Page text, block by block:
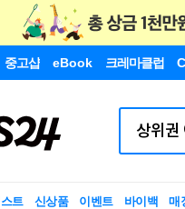
중고샵 eBook 크레마클럽
트 신상품 이벤트 바이백 매